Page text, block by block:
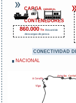
CARGA GENERAL
CONTENEDORES
860.000Tn Récord de
descargas de pesca
CONECTIVIDAD
NACIONAL